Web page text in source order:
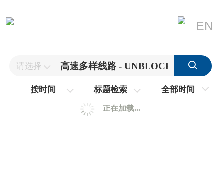
EN
请选择
按时间 标题检索 全部时间
正在加载...